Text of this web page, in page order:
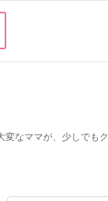
変なママが、少しでもク